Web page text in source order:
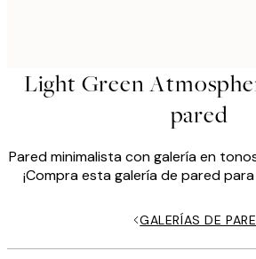
Light Green
pared
Pared minimalista con galería en
¡Compra esta galería de pared
GALERÍAS DE